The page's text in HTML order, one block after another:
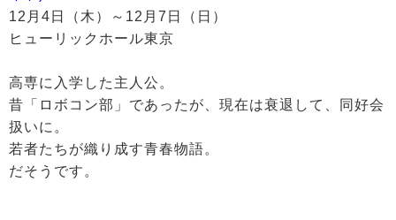
12月4日（木）～12月7日（日）
ヒューリックホール東京
高専に入学した主人公。
昔「ロボコン部」であったが、現在は衰退して、同好会
扱いに。
若者たちが織り成す青春物語。
だそうです。